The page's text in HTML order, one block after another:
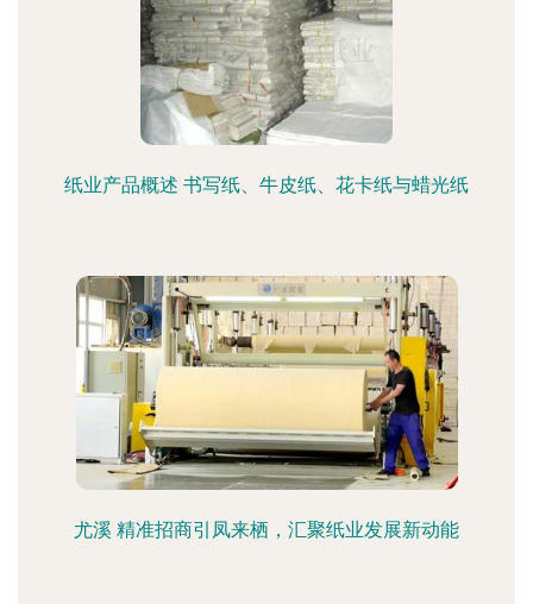
纸业产品概述 书写纸、牛皮纸、花卡纸与蜡光纸
尤溪 精准招商引凤来栖，汇聚纸业发展新动能